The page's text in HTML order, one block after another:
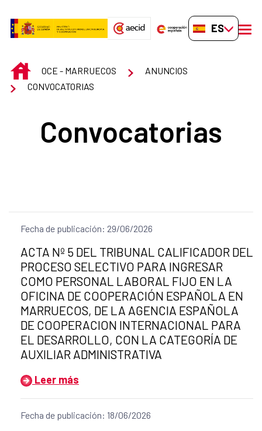
ES-ES
INICIOOCE - MARRUECOS
ANUNCIOS
CONVOCATORIAS
Convocatorias
Fecha de publicación: 29/06/2026
Título del anuncio:
ACTA Nº 5 DEL TRIBUNAL CALIFICADOR DEL
PROCESO SELECTIVO PARA INGRESAR
COMO PERSONAL LABORAL FIJO EN LA
OFICINA DE COOPERACIÓN ESPAÑOLA EN
MARRUECOS, DE LA AGENCIA ESPAÑOLA
DE COOPERACION INTERNACIONAL PARA
EL DESARROLLO, CON LA CATEGORÍA DE
AUXILIAR ADMINISTRATIVA
Leer más
Fecha de publicación: 18/06/2026